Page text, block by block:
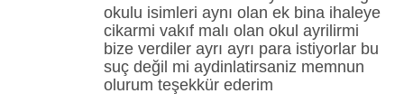
okulu isimleri aynı olan ek bina ihaleye
cikarmi vakıf malı olan okul ayrilirmi
bize verdiler ayrı ayrı para istiyorlar bu
suç değil mi aydinlatirsaniz memnun
olurum teşekkür ederim